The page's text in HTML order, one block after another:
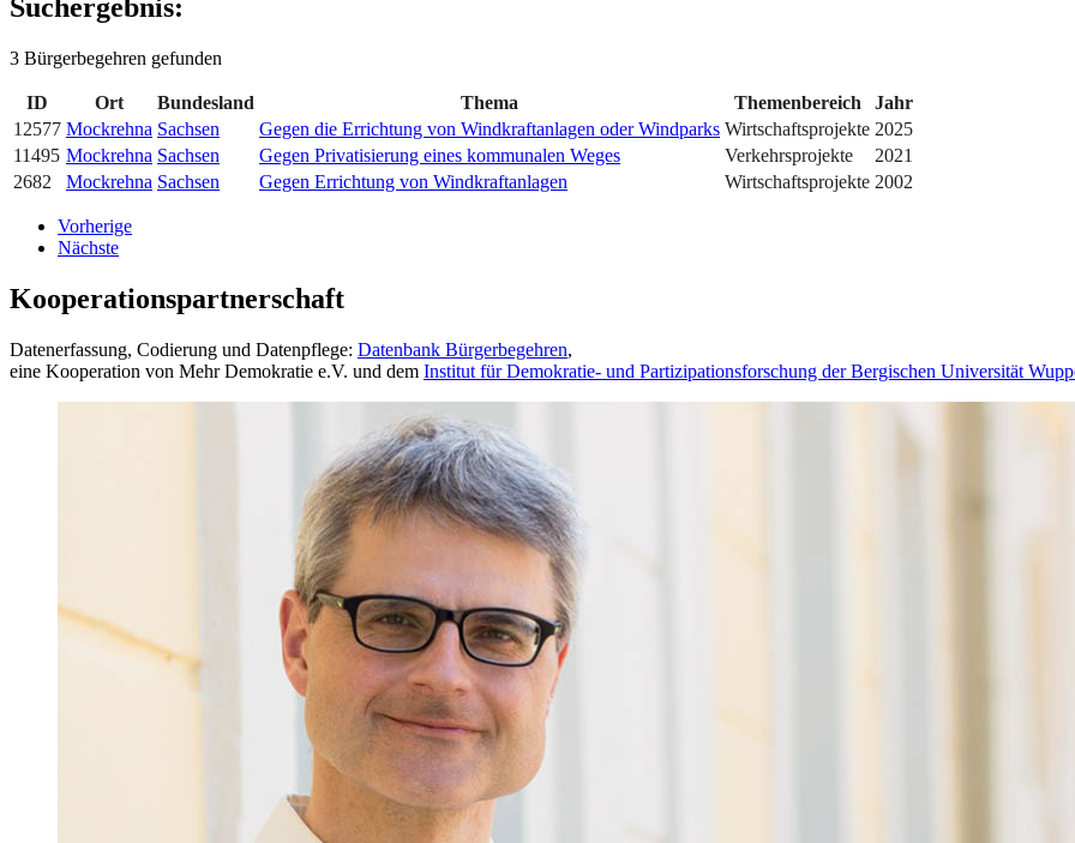
Suchergebnis:
3 Bürgerbegehren gefunden
ID Ort Bundesland Thema Themenbereich
Jahr
12577 Mockrehna Sachsen Gegen die Errichtung von Windkraftanlagen oder Windparks Wirtschaftsprojekte 2025
11495 Mockrehna Sachsen Gegen Privatisierung eines kommunalen Weges Verkehrsprojekte
2021
2682
Mockrehna Sachsen Gegen Errichtung von Windkraftanlagen Wirtschaftsprojekte 2002
Vorherige
Nächste
Kooperationspartnerschaft
Datenerfassung, Codierung und Datenpflege: Datenbank Bürgerbegehren,
eine Kooperation von Mehr Demokratie e.V. und dem Institut für Demokratie- und Partizipationsforschung der Bergischen Universität